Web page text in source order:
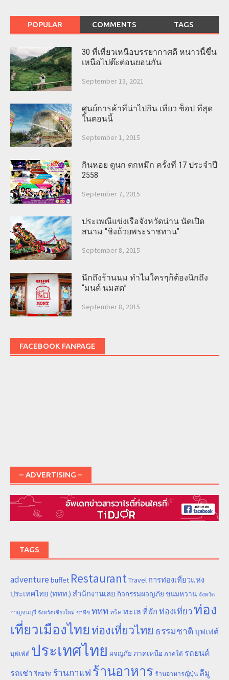
POPULAR COMMENTS TAGS
30 ที่เที่ยวเหนือบรรยากาศดี หนาวนี้ขึ้น
เหนือไปต๊ะต่อนยอนกัน
September 13, 2021
ศูนย์การค้าที่น่าไปกิน เที่ยว ช็อป ที่สุด
ในตอนนี้
September 1, 2015
กินหอย ดูนก ตกหมึก ครั้งที่ 17 ประจำปี
2558
September 7, 2015
ประเพณีแข่งเรือจังหวัดน่าน นัดเปิด
สนาม “ชิงถ้วยพระราชทาน”
September 8, 2015
นึกถึงร้านนม ทำไมใครๆก็ต้องนึกถึง
“มนต์ นมสด”
September 8, 2015
FACEBOOK FANPAGE
– ADVERTISING –
TAGS
adventure buffet RestaurantTravel การท่องเที่ยวแห่ง
ประเทศไทย (ททท.) สำนักงานเลย กิจกรรมผจญภัย ขนมหวาน จังหวัด
กาญจนบุรี จังหวัดเชียงใหม่ ชาพีช ททท ทริค ทะเล ที่พัก ท่องเที่ยวท่อง
เที่ยวเมืองไทยท่องเที่ยวไทย ธรรมชาติ บุฟเฟต์
บุฟเฟ่ต์ ประเทศไทย ผจญภัย ภาคเหนือ ภาคใต้ รถยนต์
รถเช่า รีสอร์ท ร้านกาแฟ ร้านอาหาร ร้านอาหารญี่ปุ่น ลีมู